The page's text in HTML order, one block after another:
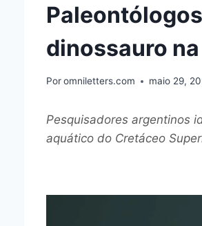
dinossauro
Poromniletters.com maio 29,
Pesquisadores argentinos
aquático do Cretáceo